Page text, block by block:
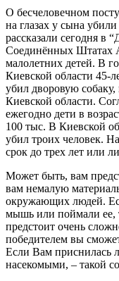
О бесчеловечном
на глазах у сына
рассказали сегодня в
Соединённых Штатах
малолетних детей. В
Киевской области 45-
убил дворовую
Киевской области.
ежегодно дети в
100 тыс. В Киевской
убил троих человек.
срок до трех лет или
Может быть, вам
вам немалую
окружающих людей.
мышь или поймали ее,
предстоит очень
победителем вы
Если Вам приснилась
насекомыми, – такой